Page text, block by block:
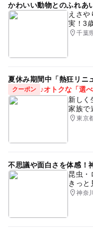
かわいい動物とのふれあ
えさや
実！3
千葉
夏休み期間中「熱狂リニ
クーポン
♪オトクな「選
新しく
家族で
東京
不思議や面白さを体感！
昆虫・
きっと
神奈